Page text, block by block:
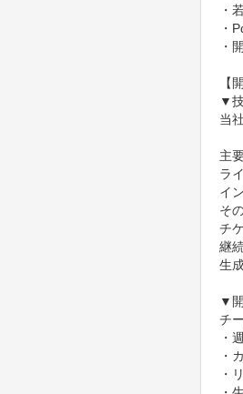
・
・
・
【
▼
当
主
ラ
イ
そ
チ
継
生
▼
チ
・
・
・